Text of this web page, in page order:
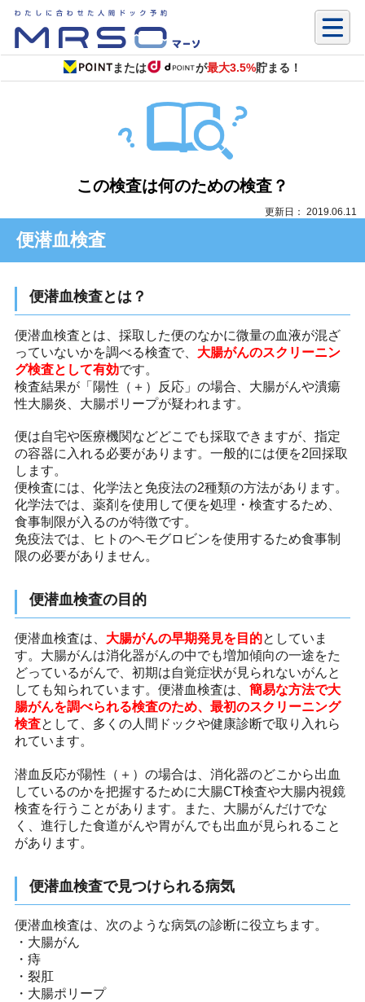
または が最大3.5%貯まる！
この検査は何のための検査？
更新日： 2019.06.11
便潜血検査
便潜血検査とは？
便潜血検査とは、採取した便のなかに微量の血液が混ざ
っていないかを調べる検査で、 大腸がんのスクリーニン
グ検査として有効です。
検査結果が「陽性（＋）反応」の場合、大腸がんや潰瘍
性大腸炎、大腸ポリープが疑われます。
便は自宅や医療機関などどこでも採取できますが、指定
の容器に入れる必要があります。一般的には便を2回採取
します。
便検査には、化学法と免疫法の2種類の方法があります。
化学法では、薬剤を使用して便を処理・検査するため、
食事制限が入るのが特徴です。
免疫法では、ヒトのヘモグロビンを使用するため食事制
限の必要がありません。
便潜血検査の目的
便潜血検査は、 大腸がんの早期発見を目的としていま
す。大腸がんは消化器がんの中でも増加傾向の一途をた
どっているがんで、初期は自覚症状が見られないがんと
しても知られています。便潜血検査は、 簡易な方法で大
腸がんを調べられる検査のため、最初のスクリーニング
検査として、多くの人間ドックや健康診断で取り入れら
れています。
潜血反応が陽性（＋）の場合は、消化器のどこから出血
しているのかを把握するために大腸CT検査や大腸内視鏡
検査を行うことがあります。また、大腸がんだけでな
く、進行した食道がんや胃がんでも出血が見られること
があります。
便潜血検査で見つけられる病気
便潜血検査は、次のような病気の診断に役立ちます。
・大腸がん
・痔
・裂肛
・大腸ポリープ